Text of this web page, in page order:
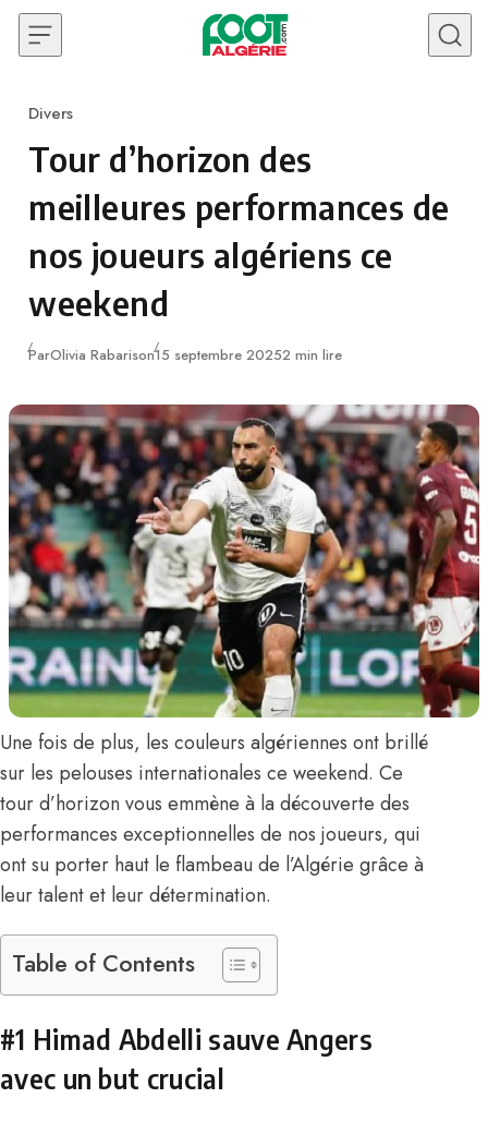
Skip to content
Category
Divers
Tour d’horizon des
meilleures performances de
nos joueurs algériens ce
weekend
ParOlivia RabarisonPublié
15 septembre 20252 min lire
Une fois de plus, les couleurs algériennes ont brillé
sur les pelouses internationales ce weekend. Ce
tour d’horizon vous emmène à la découverte des
performances exceptionnelles de nos joueurs, qui
ont su porter haut le flambeau de l’Algérie grâce à
leur talent et leur détermination.
Table of Contents
#1 Himad Abdelli sauve Angers
avec un but crucial